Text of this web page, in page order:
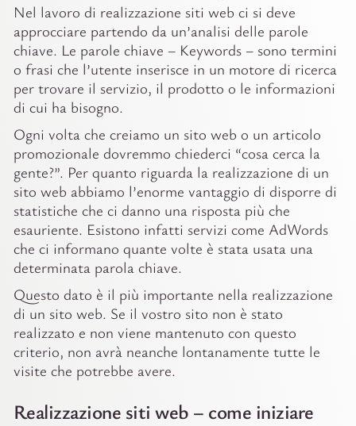
Nel lavoro di realizzazione siti web ci si deve
approcciare partendo da un’analisi delle parole
chiave. Le parole chiave – Keywords – sono termini
o frasi che l’utente inserisce in un motore di ricerca
per trovare il servizio, il prodotto o le informazioni
di cui ha bisogno.
Ogni volta che creiamo un sito web o un articolo
promozionale dovremmo chiederci “cosa cerca la
gente?”. Per quanto riguarda la realizzazione di un
sito web abbiamo l’enorme vantaggio di disporre di
statistiche che ci danno una risposta più che
esauriente. Esistono infatti servizi come AdWords
che ci informano quante volte è stata usata una
determinata parola chiave.
Questo dato è il più importante nella realizzazione
di un sito web. Se il vostro sito non è stato
realizzato e non viene mantenuto con questo
criterio, non avrà neanche lontanamente tutte le
visite che potrebbe avere.
Realizzazione siti web – come iniziare